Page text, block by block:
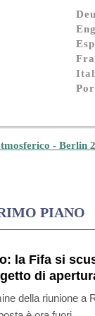
- Berlin
PIANO
la Fifa si
di
"un errore"
della riunione a